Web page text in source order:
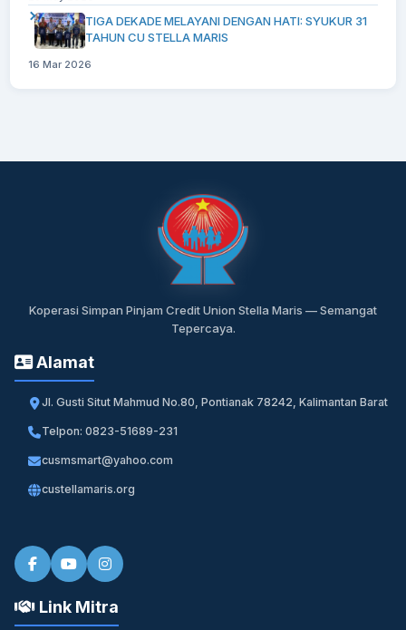
TIGA DEKADE MELAYANI DENGAN HATI: SYUKUR 31
TAHUN CU STELLA MARIS
16 Mar 2026
Koperasi Simpan Pinjam Credit Union Stella Maris — Semangat
Tepercaya.
Alamat
Jl. Gusti Situt Mahmud No.80, Pontianak 78242, Kalimantan Barat
Telpon: 0823-51689-231
cusmsmart@yahoo.com
custellamaris.org
Link Mitra